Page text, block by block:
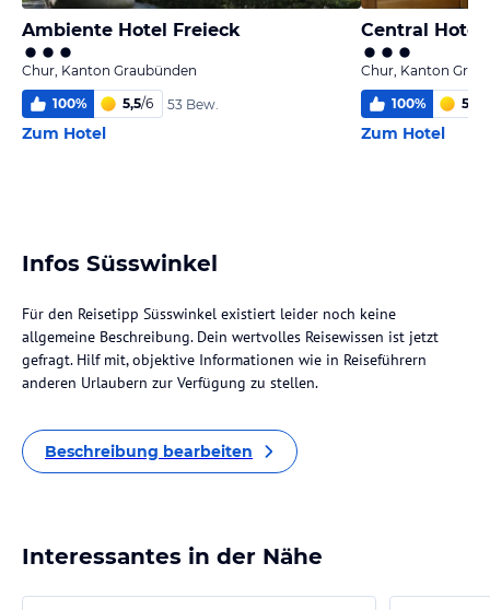
Ambiente Hotel Freieck
Chur, Kanton Graubünden
100% 5,5/6 53 Bew.
Zum Hotel
Central Hotel
Chur, Kanton
100% 5,7
Zum Hotel
Infos Süsswinkel
Für den Reisetipp Süsswinkel existiert leider noch keine
allgemeine Beschreibung. Dein wertvolles Reisewissen ist jetzt
gefragt. Hilf mit, objektive Informationen wie in Reiseführern
anderen Urlaubern zur Verfügung zu stellen.
Beschreibung bearbeiten
Interessantes in der Nähe